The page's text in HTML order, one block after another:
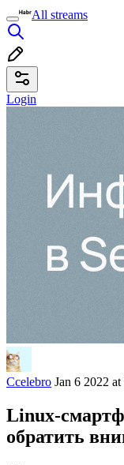
All streams
Login
Ccelebro Jan 6 2022
Linux-
обратить